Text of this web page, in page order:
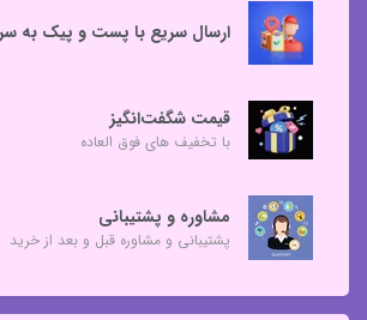
ارسال سریع با پست و پیک به
قیمت شگفت‌انگیز
با تخفیف های فوق العاده
مشاوره و پشتیبانی
پشتیبانی و مشاوره قبل و بعد از خرید